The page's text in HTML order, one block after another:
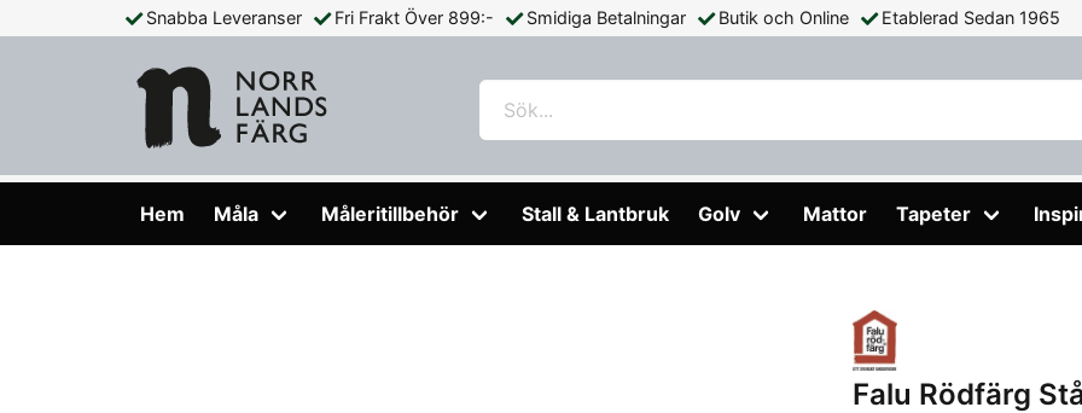
Snabba Leveranser Fri Frakt Över 899:- Smidiga Betalningar Butik och Online Etablerad Sedan 1965
Hem Måla Måleritillbehör Stall & Lantbruk Golv Mattor Tapeter
Falu Rödfärg